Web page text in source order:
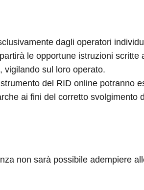
dagli operatori
le opportune istruzioni
vigilando sul loro operato.
del RID online potranno
ai fini del corretto
non sarà possibile adempiere